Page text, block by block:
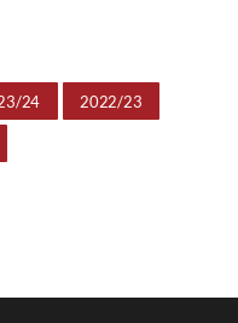
24 2022/23